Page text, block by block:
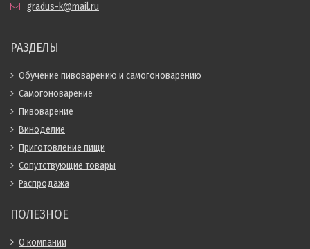
gradus-k@mail.ru
РАЗДЕЛЫ
Обучение пивоварению и самогоноварению
Самогоноварение
Пивоварение
Виноделие
Приготовление пищи
Сопутствующие товары
Распродажа
ПОЛЕЗНОЕ
О компании